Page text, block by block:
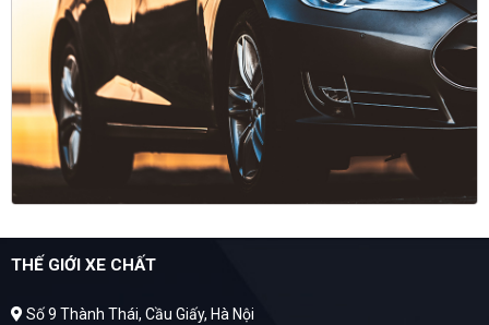
THẾ GIỚI XE CHẤT
Số 9 Thành Thái, Cầu Giấy, Hà Nội